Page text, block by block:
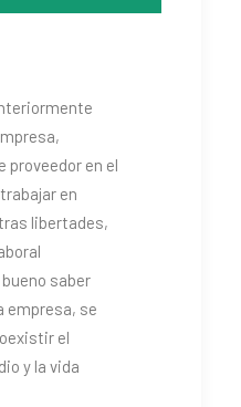
proveedor en el
en
libertades,
saber
empresa, se
el
y la vida